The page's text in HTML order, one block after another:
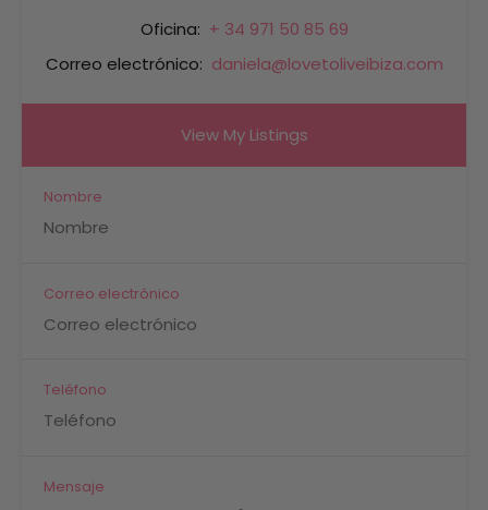
Oficina: + 34 971 50 85 69
Correo electrónico: daniela@lovetoliveibiza.com
View My Listings
Nombre
Correo electrónico
Teléfono
Mensaje